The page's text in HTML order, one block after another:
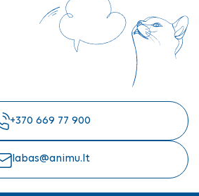
+370 669 77 900
labas@animu.lt